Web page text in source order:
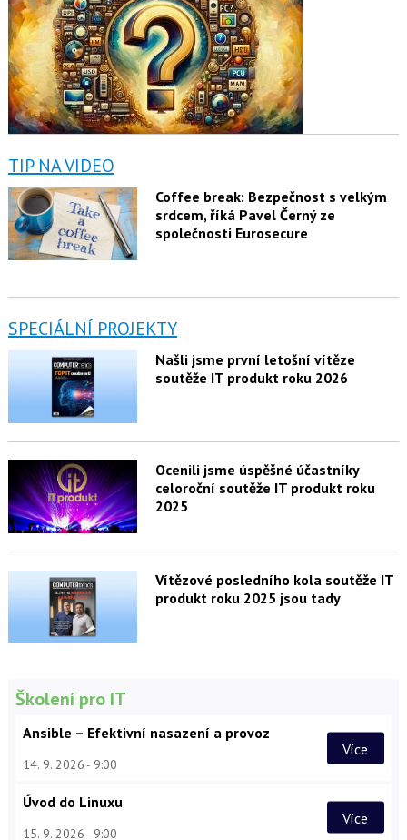
TIP NA VIDEO
Coffee break: Bezpečnost s velkým
srdcem, říká Pavel Černý ze
společnosti Eurosecure
SPECIÁLNÍ PROJEKTY
Našli jsme první letošní vítěze
soutěže IT produkt roku 2026
Ocenili jsme úspěšné účastníky
celoroční soutěže IT produkt roku
2025
Vítězové posledního kola soutěže IT
produkt roku 2025 jsou tady
Školení pro IT
Ansible – Efektivní nasazení a provoz
14. 9. 2026 9:00
Více
Úvod do Linuxu
15. 9. 2026 9:00
Více